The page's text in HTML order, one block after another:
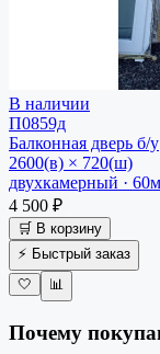
В наличии
П0859д
Балконная дверь б/у
2600(в) × 720(ш)
двухкамерный ·
4 500 ₽
🛒 В корзину
⚡ Быстрый заказ
🤍
📊
Почему